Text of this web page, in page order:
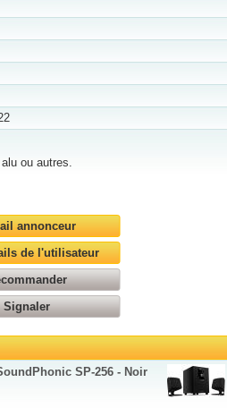
ou autres.
annonceur
de l'utilisateur
Signaler
SP-256 - Noir